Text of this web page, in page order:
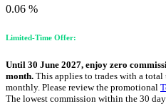
0.06 %
Limited-Time Offer:
Until 30 June 2027, enjoy zero
month. This applies to trades with a
monthly. Please review the promotional
The lowest commission within the 30